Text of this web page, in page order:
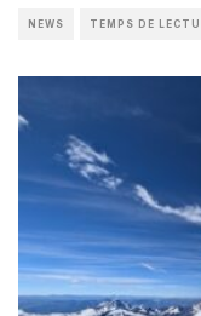
NEWS TEMPS DE